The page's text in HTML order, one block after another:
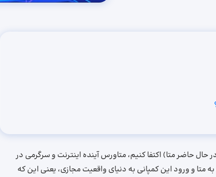
حاضر متا) اکتفا کنیم، متاورس آینده اینترنت و سرگرمی در
متا و ورود این کمپانی به دنیای واقعیت مجازی، یعنی این که